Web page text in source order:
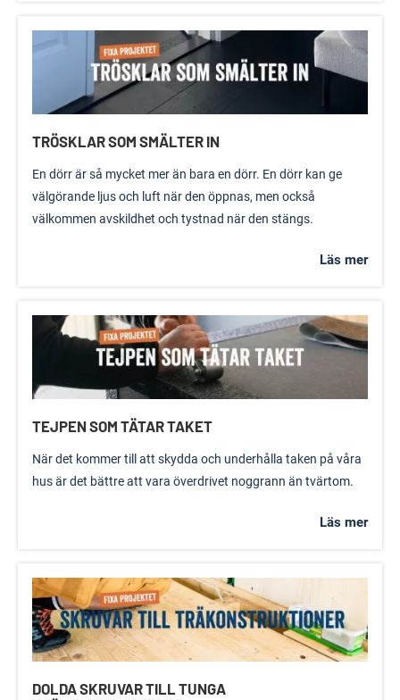
TRÖSKLAR SOM SMÄLTER IN
En dörr är så mycket mer än bara en dörr. En dörr kan ge
välgörande ljus och luft när den öppnas, men också
välkommen avskildhet och tystnad när den stängs.
Läs mer
TEJPEN SOM TÄTAR TAKET
När det kommer till att skydda och underhålla taken på våra
hus är det bättre att vara överdrivet noggrann än tvärtom.
Läs mer
DOLDA SKRUVAR TILL TUNGA